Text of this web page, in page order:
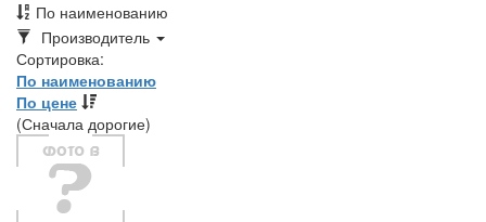
По наименованию
Производитель
Toggle
Сортировка:
По наименованию
По цене
(Сначала дорогие)